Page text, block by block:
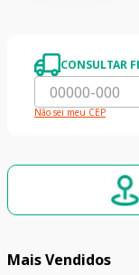
CONSULTAR
Não sei meu CEP
Mais Vendidos